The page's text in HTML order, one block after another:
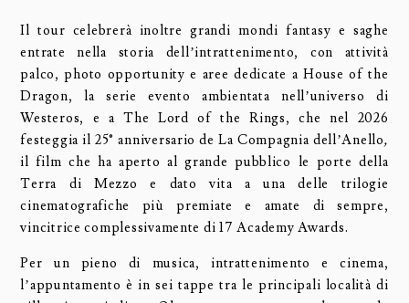
Il tour celebrerà inoltre grandi mondi fantasy e saghe
entrate nella storia dell’intrattenimento, con attività
palco, photo opportunity e aree dedicate a House of the
Dragon, la serie evento ambientata nell’universo di
Westeros, e a The Lord of the Rings, che nel 2026
festeggia il 25° anniversario de La Compagnia dell’Anello,
il film che ha aperto al grande pubblico le porte della
Terra di Mezzo e dato vita a una delle trilogie
cinematografiche più premiate e amate di sempre,
vincitrice complessivamente di 17 Academy Awards.
Per un pieno di musica, intrattenimento e cinema,
l’appuntamento è in sei tappe tra le principali località di